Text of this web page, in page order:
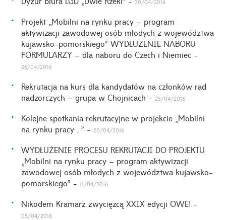
30/04/2016
Projekt „Mobilni na rynku pracy – program
aktywizacji zawodowej osób młodych z województwa
kujawsko-pomorskiego” WYDŁUŻENIE NABORU
FORMULARZY – dla naboru do Czech i Niemiec -
26/04/2016
Rekrutacja na kurs dla kandydatów na członków rad
nadzorczych – grupa w Chojnicach - 25/04/2016
Kolejne spotkania rekrutacyjne w projekcie „Mobilni
na rynku pracy …” - 20/04/2016
WYDŁUŻENIE PROCESU REKRUTACJI DO PROJEKTU
„Mobilni na rynku pracy – program aktywizacji
zawodowej osób młodych z województwa kujawsko-
pomorskiego” -11/04/2016
Nikodem Kramarz zwycięzcą XXIX edycji OWE! -
05/04/2016